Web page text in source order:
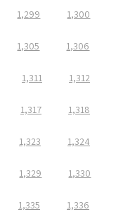
1,299 1,300
1,305 1,306
1,311 1,312
1,317 1,318
1,323 1,324
1,329 1,330
1,335 1,336